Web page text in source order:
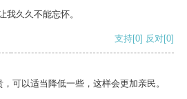
我久久不能忘怀。
支持[0] 反对[0]
可以适当降低一些，这样会更加亲民。